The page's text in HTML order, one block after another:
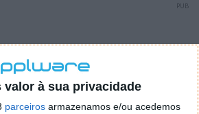
valor à sua privacidade
parceiros armazenamos e/ou acedemos
PUB